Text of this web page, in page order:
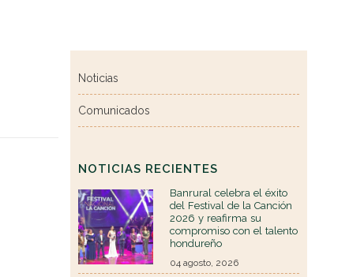
Noticias
Comunicados
NOTICIAS RECIENTES
Banrural celebra el éxito
del Festival de la Canción
2026 y reafirma su
compromiso con el talento
hondureño
04 agosto, 2026